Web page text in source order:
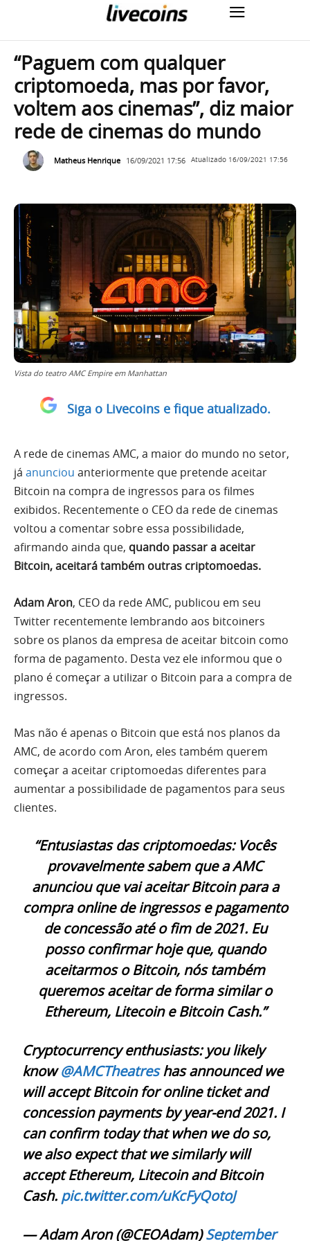
“Paguem com qualquer
criptomoeda, mas por favor,
voltem aos cinemas”, diz maior
rede de cinemas do mundo
Matheus Henrique 16/09/2021 17:56 Atualizado 16/09/2021 17:56
Vista do teatro AMC Empire em Manhattan
Siga o Livecoins e fique atualizado.
A rede de cinemas AMC, a maior do mundo no setor,
já anunciou anteriormente que pretende aceitar
Bitcoin na compra de ingressos para os filmes
exibidos. Recentemente o CEO da rede de cinemas
voltou a comentar sobre essa possibilidade,
afirmando ainda que, quando passar a aceitar
Bitcoin, aceitará também outras criptomoedas.
Adam Aron, CEO da rede AMC, publicou em seu
Twitter recentemente lembrando aos bitcoiners
sobre os planos da empresa de aceitar bitcoin como
forma de pagamento. Desta vez ele informou que o
plano é começar a utilizar o Bitcoin para a compra de
ingressos.
Mas não é apenas o Bitcoin que está nos planos da
AMC, de acordo com Aron, eles também querem
começar a aceitar criptomoedas diferentes para
aumentar a possibilidade de pagamentos para seus
clientes.
“Entusiastas das criptomoedas: Vocês
provavelmente sabem que a AMC
anunciou que vai aceitar Bitcoin para a
compra online de ingressos e pagamento
de concessão até o fim de 2021. Eu
posso confirmar hoje que, quando
aceitarmos o Bitcoin, nós também
queremos aceitar de forma similar o
Ethereum, Litecoin e Bitcoin Cash.”
Cryptocurrency enthusiasts: you likely
know@AMCTheatreshas announced we
will accept Bitcoin for online ticket and
concession payments by year-end 2021. I
can confirm today that when we do so,
we also expect that we similarly will
accept Ethereum, Litecoin and Bitcoin
Cash. pic.twitter.com/uKcFyQotoJ
— Adam Aron (@CEOAdam)September